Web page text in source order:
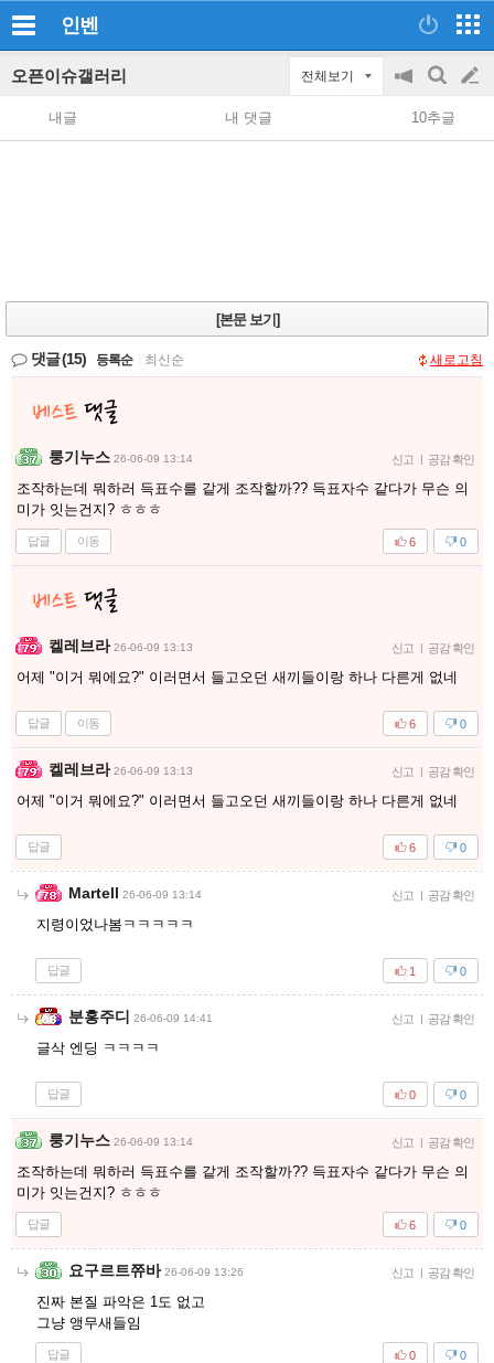
인벤
오픈이슈갤러리 전체보기
공
지
on/off
검
색
글
쓰
내글 내 댓글 10추글
[본문 보기]
댓글(15) 등록순 최신순 새로고침
룽기누스 26-06-09 13:14 신고 | 공감 확인
조작하는데 뭐하러 득표수를 같게 조작할까?? 득표자수 같다가 무슨 의
미가 잇는건지? ㅎㅎㅎ
답글 이동 0
6
켈레브라 26-06-09 13:13 신고 | 공감 확인
어제 "이거 뭐에요?" 이러면서 들고오던 새끼들이랑 하나 다른게 없네
답글 이동 0
6
켈레브라 26-06-09 13:13 신고 | 공감 확인
어제 "이거 뭐에요?" 이러면서 들고오던 새끼들이랑 하나 다른게 없네
답글 0
6
Martell 26-06-09 13:14 신고 | 공감 확인
지령이었나봄ㅋㅋㅋㅋㅋ
답글 0
1
분홍주디 26-06-09 14:41 신고 | 공감 확인
글삭 엔딩 ㅋㅋㅋㅋ
답글 0
0
룽기누스 26-06-09 13:14 신고 | 공감 확인
조작하는데 뭐하러 득표수를 같게 조작할까?? 득표자수 같다가 무슨 의
미가 잇는건지? ㅎㅎㅎ
답글 0
6
요구르트쮸바 26-06-09 13:26 신고 | 공감 확인
진짜 본질 파악은 1도 없고
그냥 앵무새들임
답글 0
0